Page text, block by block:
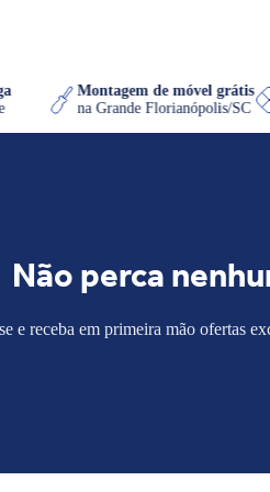
Montagem de móvel
na Grande Florianópolis/
Não perca
e receba em primeira mão ofertas